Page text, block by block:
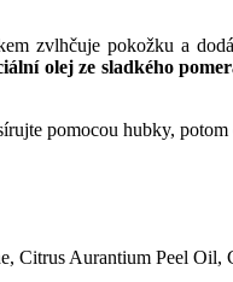
zvlhčuje pokožku a
olej ze sladkého
pomocou hubky,
Citrus Aurantium Peel